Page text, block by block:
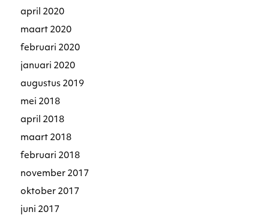
april 2020
maart 2020
februari 2020
januari 2020
augustus 2019
mei 2018
april 2018
maart 2018
februari 2018
november 2017
oktober 2017
juni 2017